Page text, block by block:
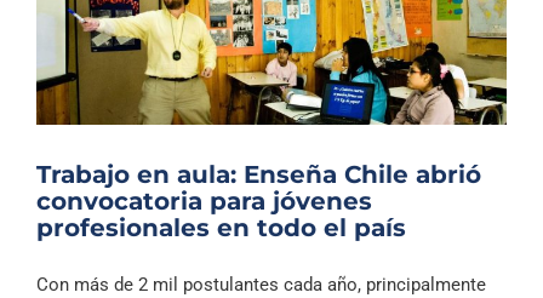
Trabajo en aula: Enseña Chile abrió
convocatoria para jóvenes
profesionales en todo el país
Con más de 2 mil postulantes cada año, principalmente